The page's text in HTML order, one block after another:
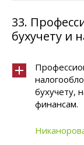
33.
бухучету и
бухучету,
финансам.